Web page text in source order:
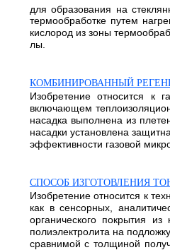
для образования на
термообработке путем
кислород из зоны
лы.
КОМБИНИРОВАННЫЙ
Изобретение относится к
включающем
насадка выполнена из
насадки установлена
эффективности газовой
СПОСОБ ИЗГОТОВЛЕНИЯ
Изобретение относится к
как в сенсорных,
органического покрытия
полиэлектролита на
сравнимой с толщиной